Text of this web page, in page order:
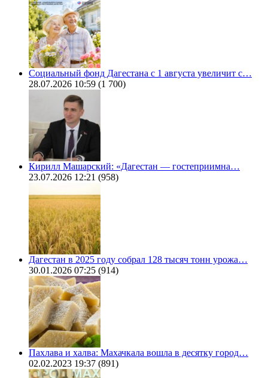
Социальный фонд Дагестана с 1 августа увеличит с…
28.07.2026 10:59 (1 700)
Кирилл Машарский: «Дагестан — гостеприимна…
23.07.2026 12:21 (958)
Дагестан в 2025 году собрал 128 тысяч тонн урожа…
30.01.2026 07:25 (914)
Пахлава и халва: Махачкала вошла в десятку город…
02.02.2023 19:37 (891)